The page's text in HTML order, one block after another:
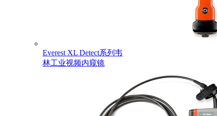
Everest XL Detect系列韦
林工业视频内窥镜